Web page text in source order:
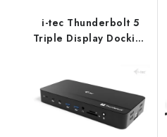
i-tec Thunderbolt 5
Triple Display Docking
USB, 2.5 GLAN, Power
Delivery 140W
TB5TRIPLEDOCKM2PD
I-Tec